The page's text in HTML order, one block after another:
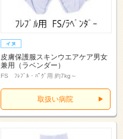
皮膚保護服スキンウエアケア男女
兼用（ラベンダー）
FS ﾌﾚﾌﾞﾙ・ﾊﾟｸﾞ用 約7kg～
取扱い病院